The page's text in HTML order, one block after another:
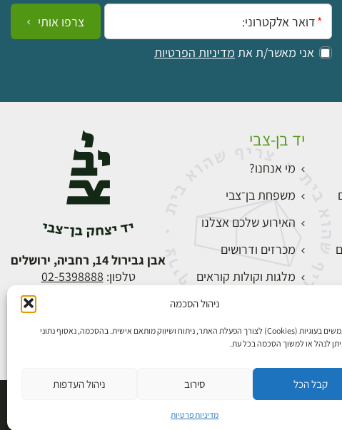
ניהול הסכמה
אנו משתמשים בעוגיות (Cookies) לצורך הפעלת האתר, ניתוח ושיווק מותאם אישית. בהסכמה, נאסוף נתוני
לנהל או למשוך הסכמה בכל עת.
קבל הכל סירוב ניהול העדפות
מדיניות פרטיות
אימייל:
אני מאשר/ת את מדיניות הפרטיות
צרפו אותי
יד בן-צבי
מי אנחנו?
משפחת בן־צבי
האירוע שלכם אצלנו
מכרזים ודרושים
מלגות וקולות קוראים
התחברות
אבן גבירול 14, רחביה, ירושלים
טלפון: 02-5398888